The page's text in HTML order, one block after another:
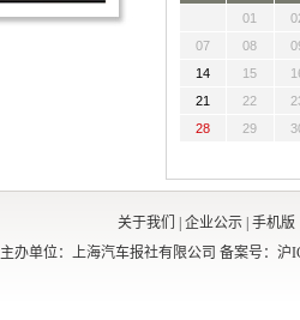
01
07
08
14
15
21
22
28
29
关于我们 企业公示 手机版
主办单位：上海汽车报社有限公司 备案号：沪